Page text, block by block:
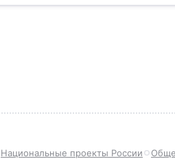
Национальные проекты России